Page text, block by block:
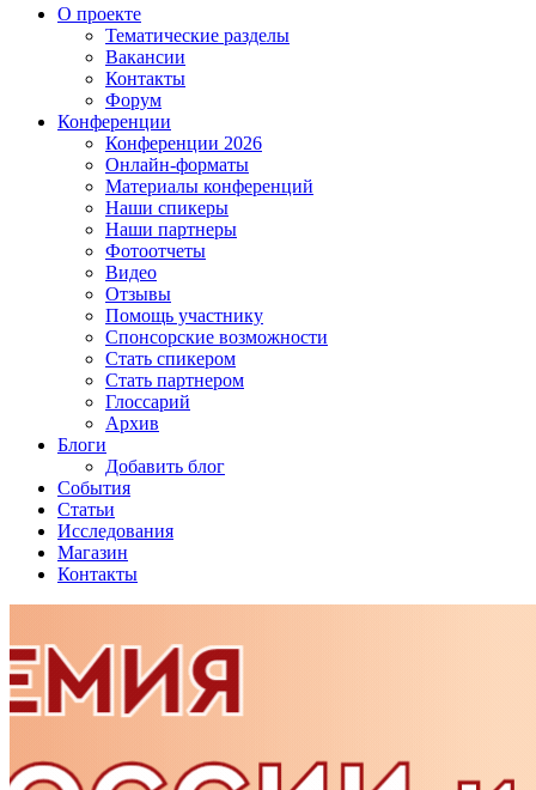
О проекте
Тематические разделы
Вакансии
Контакты
Форум
Конференции
Конференции 2026
Онлайн-форматы
Материалы конференций
Наши спикеры
Наши партнеры
Фотоотчеты
Видео
Отзывы
Помощь участнику
Спонсорские возможности
Стать спикером
Стать партнером
Глоссарий
Архив
Блоги
Добавить блог
События
Статьи
Исследования
Магазин
Контакты